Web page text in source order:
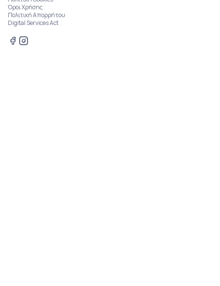
Όροι Χρήσης
Πολιτική Απορρήτου
Digital Services Act